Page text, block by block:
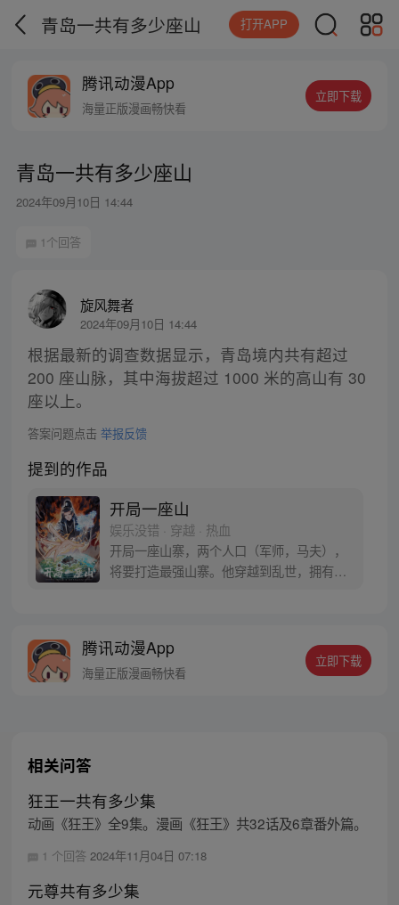
青岛一共有多少座山 打开APP
腾讯动漫App
海量正版漫画畅快看
立即下载
青岛一共有多少座山
2024年09月10日 14:44
1个回答
旋风舞者
2024年09月10日 14:44
根据最新的调查数据显示，青岛境内共有超过
200 座山脉，其中海拔超过 1000 米的高山有 30
座以上。
答案问题点击 举报反馈
提到的作品
开局一座山
娱乐没错 · 穿越 · 热血
开局一座山寨，两个人口（军师，马夫），
将要打造最强山寨。他穿越到乱世，拥有一
名震古今，问一声：王侯将相，宁有种乎！
腾讯动漫App
海量正版漫画畅快看
立即下载
相关问答
狂王一共有多少集
动画《狂王》全9集。漫画《狂王》共32话及6章番外篇。
1 个回答 2024年11月04日 07:18
元尊共有多少集